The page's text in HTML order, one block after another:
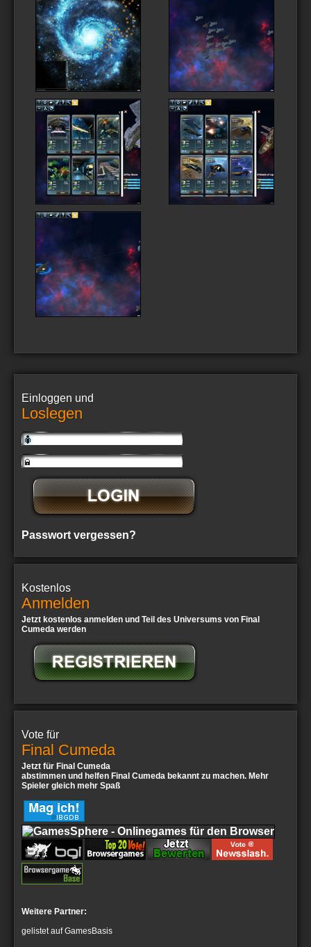
Einloggen und
Loslegen
Passwort vergessen?
Kostenlos
Anmelden
Jetzt kostenlos anmelden und Teil des Universums von Final
Cumeda werden
Vote für
Final Cumeda
Jetzt für Final Cumeda
abstimmen und helfen Final Cumeda bekannt zu machen. Mehr
Spieler gleich mehr Spaß
Weitere Partner:
gelistet auf GamesBasis